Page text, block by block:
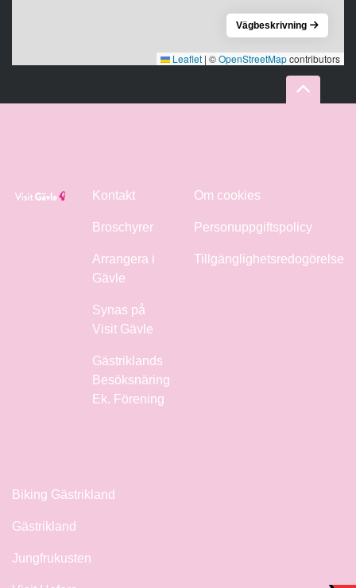
Leaflet | ©OpenStreetMapcontributors
Vägbeskrivning
Kontakt
Broschyrer
Arrangera i
Gävle
Synas på
Visit Gävle
Gästriklands
Besöksnäring
Ek. Förening
Om cookies
Personuppgiftspolicy
Tillgänglighetsredogörelse
Biking Gästrikland
Gästrikland
Jungfrukusten